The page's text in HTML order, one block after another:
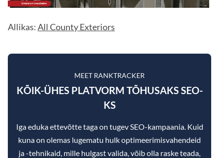
Allikas:All County Exteriors
MEET RANKTRACKER
KÕIK-ÜHES PLATVORM TÕHUSAKS SEO-
KS
Iga eduka ettevõtte taga on tugev SEO-kampaania. Kuid
kuna on olemas lugematu hulk optimeerimisvahendeid
ja -tehnikaid, mille hulgast valida, võib olla raske teada,